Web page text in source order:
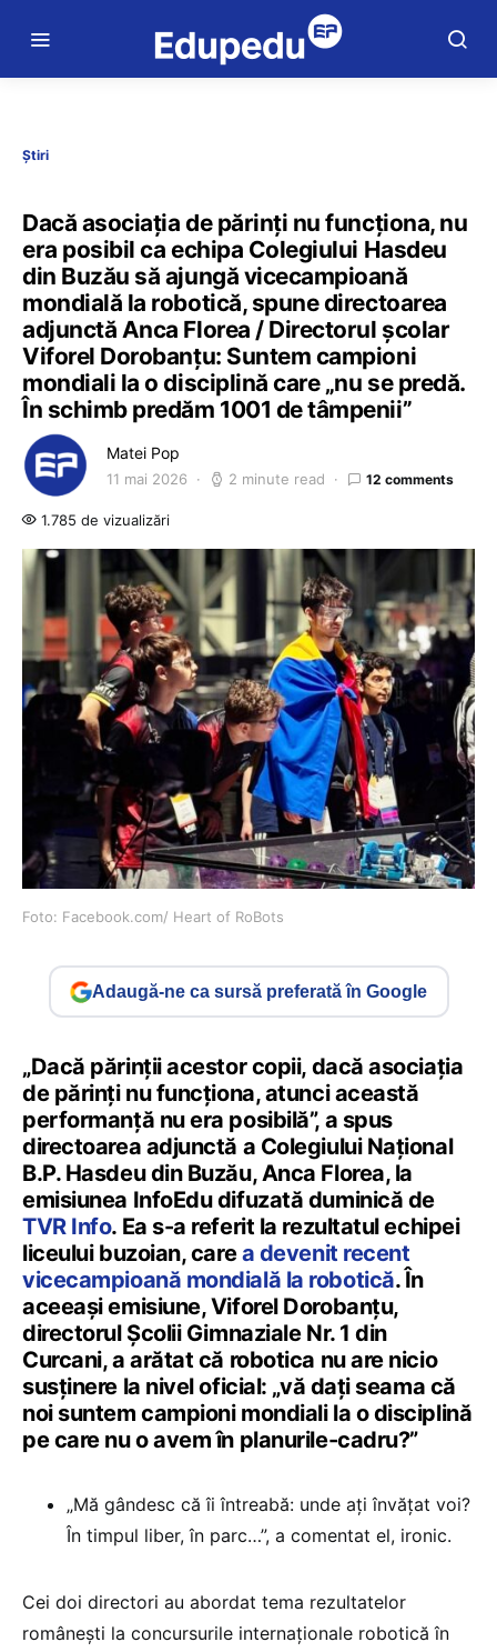
Știri
Dacă asociația de părinți nu funcționa, nu
era posibil ca echipa Colegiului Hasdeu
din Buzău să ajungă vicecampioană
mondială la robotică, spune directoarea
adjunctă Anca Florea / Directorul școlar
Viforel Dorobanțu: Suntem campioni
mondiali la o disciplină care „nu se predă.
În schimb predăm 1001 de tâmpenii”
Matei Pop
11 mai 2026 2 minute read 12 comments
1.785 de vizualizări
Foto: Facebook.com/ Heart of RoBots
Adaugă-ne ca sursă preferată în Google
„Dacă părinții acestor copii, dacă asociația
de părinți nu funcționa, atunci această
performanță nu era posibilă”, a spus
directoarea adjunctă a Colegiului Național
B.P. Hasdeu din Buzău, Anca Florea, la
emisiunea InfoEdu difuzată duminică de
TVR Info. Ea s-a referit la rezultatul echipei
liceului buzoian, carea devenit recent
vicecampioană mondială la robotică. În
aceeași emisiune, Viforel Dorobanțu,
directorul Școlii Gimnaziale Nr. 1 din
Curcani, a arătat că robotica nu are nicio
susținere la nivel oficial: „vă dați seama că
noi suntem campioni mondiali la o disciplină
pe care nu o avem în planurile-cadru?”
„Mă gândesc că îi întreabă: unde ați învățat voi?
În timpul liber, în parc…”, a comentat el, ironic.
Cei doi directori au abordat tema rezultatelor
românești la concursurile internaționale robotică în